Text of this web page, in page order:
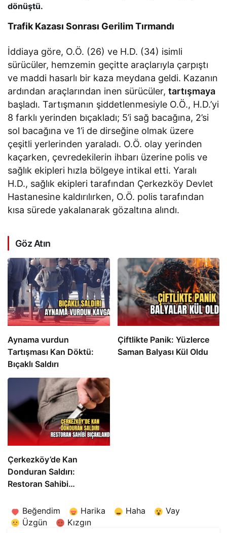
dönüştü.
Trafik Kazası Sonrası Gerilim Tırmandı
İddiaya göre, O.Ö. (26) ve H.D. (34) isimli
sürücüler, hemzemin geçitte araçlarıyla çarpıştı
ve maddi hasarlı bir kaza meydana geldi. Kazanın
ardından araçlarından inen sürücüler,tartışmaya
başladı. Tartışmanın şiddetlenmesiyle O.Ö., H.D.’yi
8 farklı yerinden bıçakladı; 5’i sağ bacağına, 2’si
sol bacağına ve 1’i de dirseğine olmak üzere
çeşitli yerlerinden yaraladı. O.Ö. olay yerinden
kaçarken, çevredekilerin ihbarı üzerine polis ve
sağlık ekipleri hızla bölgeye intikal etti. Yaralı
H.D., sağlık ekipleri tarafından Çerkezköy Devlet
Hastanesine kaldırılırken, O.Ö. polis tarafından
kısa sürede yakalanarak gözaltına alındı.
Göz Atın
Aynama vurdun
Tartışması Kan Döktü:
Bıçaklı Saldırı
Çiftlikte Panik: Yüzlerce
Saman Balyası Kül Oldu
Çerkezköy’de Kan
Donduran Saldırı:
Restoran Sahibi
Beğendim
Harika Haha
Vay
Üzgün
Kızgın